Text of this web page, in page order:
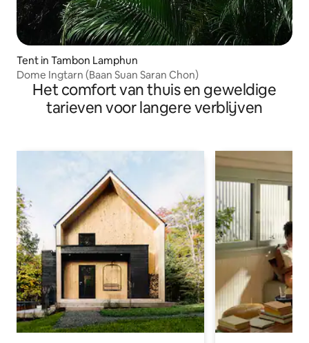
Tent in Tambon Lamphun
Dome Ingtarn (Baan Suan Saran Chon)
Het comfort van thuis en geweldige
tarieven voor langere verblijven